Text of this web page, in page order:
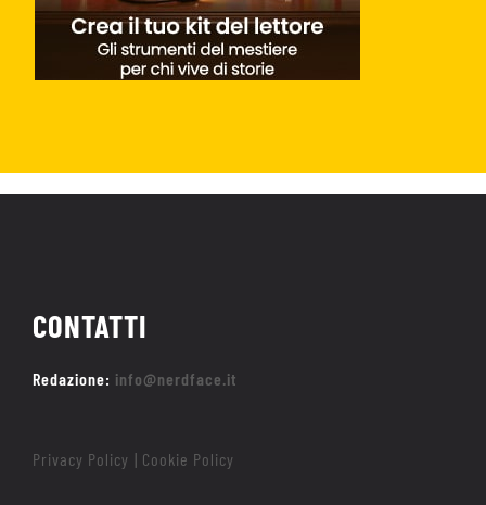
CONTATTI
Redazione: info@nerdface.it
Privacy Policy Cookie Policy